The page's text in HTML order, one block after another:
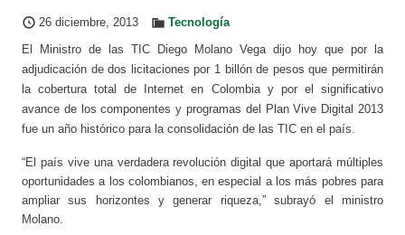
26 diciembre, 2013 Tecnología
El Ministro de las TIC Diego Molano Vega dijo hoy que por la
adjudicación de dos licitaciones por 1 billón de pesos que permitirán
la cobertura total de Internet en Colombia y por el significativo
avance de los componentes y programas del Plan Vive Digital 2013
fue un año histórico para la consolidación de las TIC en el país.
“El país vive una verdadera revolución digital que aportará múltiples
oportunidades a los colombianos, en especial a los más pobres para
ampliar sus horizontes y generar riqueza,” subrayó el ministro
Molano.